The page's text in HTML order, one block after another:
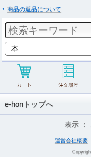
商品の返品について
e-honトップへ
表示 ：
運営会社概要